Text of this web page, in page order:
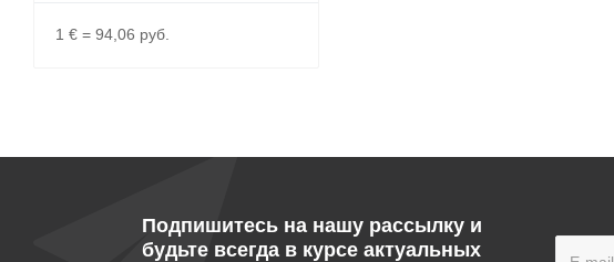
1 € = 94,06 руб.
Подпишитесь на нашу рассылку и
будьте всегда в курсе актуальных